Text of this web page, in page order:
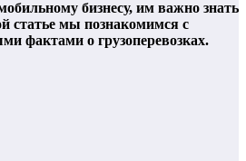
бизнесу, им важно знать
статье мы познакомимся с
фактами о грузоперевозках.